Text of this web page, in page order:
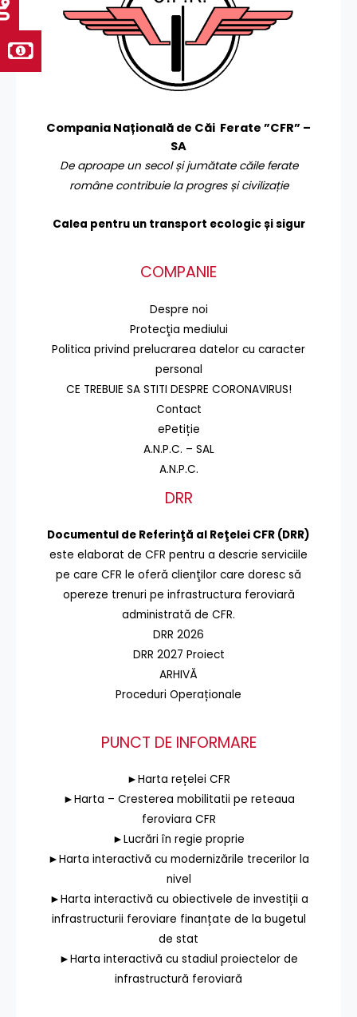
Compania Națională de Căi Ferate ”CFR” –
SA
De aproape un secol și jumătate căile ferate
române contribuie la progres și civilizație
Calea pentru un transport ecologic și sigur
COMPANIE
Despre noi
Protecţia mediului
Politica privind prelucrarea datelor cu caracter
personal
CE TREBUIE SA STITI DESPRE CORONAVIRUS!
Contact
ePetiție
A.N.P.C. – SAL
A.N.P.C.
DRR
Documentul de Referinţă al Reţelei CFR (DRR)
este elaborat de CFR pentru a descrie serviciile
pe care CFR le oferă clienţilor care doresc să
opereze trenuri pe infrastructura feroviară
administrată de CFR.
DRR 2026
DRR 2027 Proiect
ARHIVĂ
Proceduri Operaționale
PUNCT DE INFORMARE
►Harta rețelei CFR
►Harta – Cresterea mobilitatii pe reteaua
feroviara CFR
►Lucrări în regie proprie
►Harta interactivă cu modernizările trecerilor la
nivel
►Harta interactivă cu obiectivele de investiții a
infrastructurii feroviare finanțate de la bugetul
de stat
►Harta interactivă cu stadiul proiectelor de
infrastructură feroviară